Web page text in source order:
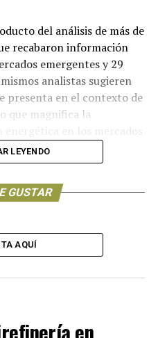
del análisis de más de
recabaron información
emergentes y 29
analistas sugieren
presenta en el contexto de
que magnifica la
posición; lo que se traduce
tendría el lugar 77
de la energía renovable,
derivado de la
LEYENDO
GUSTAR
AQUÍ
en